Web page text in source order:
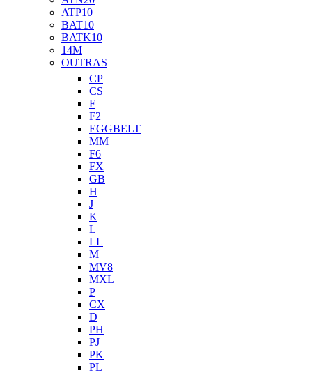
ATP10
BAT10
BATK10
14M
OUTRAS
CP
CS
F
F2
EGGBELT
MM
F6
FX
GB
H
J
K
L
LL
M
MV8
MXL
P
CX
D
PH
PJ
PK
PL